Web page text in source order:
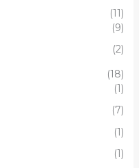
(11)
(9)
(2)
(18)
(1)
(7)
(1)
(1)